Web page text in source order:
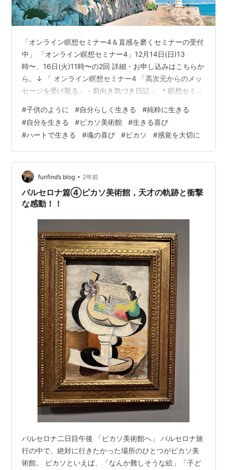
「オンライン瞑想セミナー4＆直感を磨くセミナーの受付
中」 「オンライン瞑想セミナー4」12月14日(日)13
時〜、16日(火)11時〜の2回 詳細・お申し込みはこちらか
ら。↓ 「 オンライン瞑想セミナー4 「高次元からのメッ
セージを受け取る」 - 前向き気づき日記 」 ＊瞑想セミナ
い。 「オンラインセミナー・直感を磨く」 12月21日
（日）13時〜、23日（火）11時〜の2回 詳細・お申し込
みはこちらから。↓ 「直感を磨くオンラインセミナー」
＊直感セミナーは瞑想セミナーを受講していなくても受
講していただけます。 ＊両セミナーは日曜日と火曜日…
#子供のように #自分らしく生きる #純粋に生きる
#自分を生きる #ピカソ美術館 #生きる喜び
#ハートで生きる #魂の喜び #ピカソ #感覚を大切に
funfind’s blog • 2年前
バルセロナ篇④ピカソ美術館，天才の軌跡と衝撃
な感動！！
バルセロナ二日目午後 「ピカソ美術館へ」 バルセロナ旅
行の中で、絶対に行きたかった場所のひとつがピカソ美
術館。 ピカソといえば、「なんか難しそうな絵」「子ど